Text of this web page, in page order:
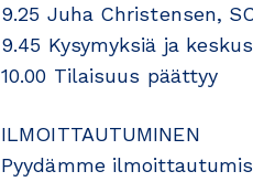
9.25 Juha Christensen,
9.45 Kysymyksiä ja
10.00 Tilaisuus päättyy
ILMOITTAUTUMINEN
Pyydämme